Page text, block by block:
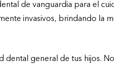
de vanguardia para el
invasivos, brindando la
dental general de tus hijos.